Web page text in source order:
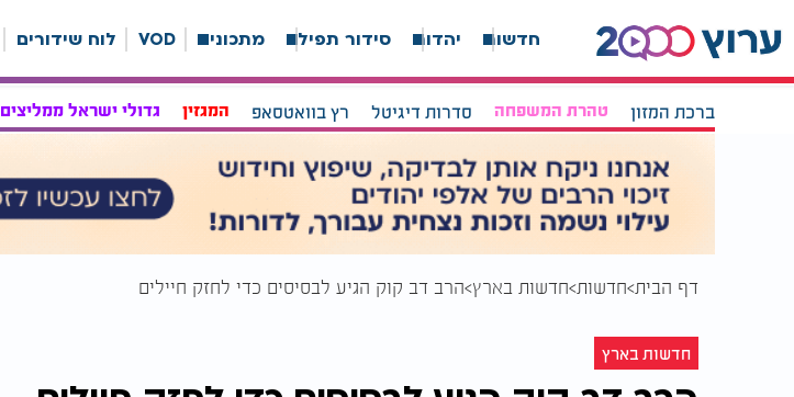
חדשות יהדות סידור תפילה מתכונים VOD לוח שידורים
ברכת המזון טהרת המשפחה סדרות דיגיטל רץ בוואטסאפ המגזין גדולי ישראל ממליצים
דף הבית חדשות חדשות בארץ הרב דב קוק הגיע לבסיסים כדי לחזק חיילים
חדשות בארץ